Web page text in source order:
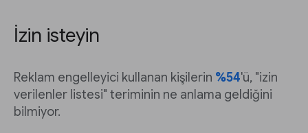
İzin isteyin
Reklam engelleyici kullanan kişilerin %54'ü, "izin
verilenler listesi" teriminin ne anlama geldiğini
bilmiyor.